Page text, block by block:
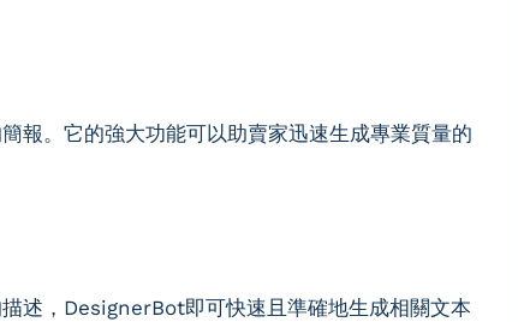
報。它的強大功能可以助賣家迅速生成專業質量的
述，DesignerBot即可快速且準確地生成相關文本